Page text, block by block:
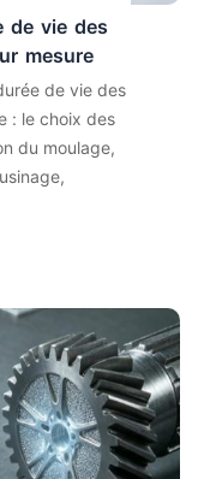
de vie des
mesure
de vie des
: le choix des
du moulage,